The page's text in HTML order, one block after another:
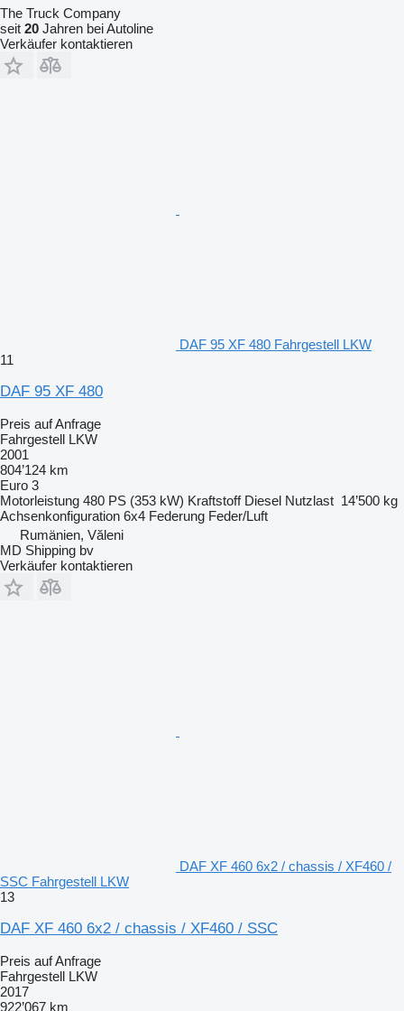
The Truck Company
seit 20 Jahren bei Autoline
Verkäufer kontaktieren
DAF 95 XF 480 Fahrgestell LKW
11
DAF 95 XF 480
Preis auf Anfrage
Fahrgestell LKW
2001
804’124 km
Euro 3
Motorleistung 480 PS (353 kW) Kraftstoff Diesel Nutzlast 14’500 kg
Achsenkonfiguration 6x4 Federung Feder/Luft
Rumänien, Văleni
MD Shipping bv
Verkäufer kontaktieren
DAF XF 460 6x2 / chassis / XF460 /
SSC Fahrgestell LKW
13
DAF XF 460 6x2 / chassis / XF460 / SSC
Preis auf Anfrage
Fahrgestell LKW
2017
922’067 km